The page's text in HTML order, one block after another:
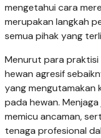
mengetahui cara
merupakan langkah
semua pihak yang
Menurut para praktisi
hewan agresif
yang mengutamakan
pada hewan.
memicu ancaman,
tenaga profesional